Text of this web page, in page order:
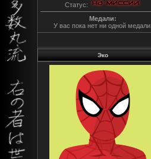
Статус:
Медали:
У вас пока нет ни одной медали.
Эко